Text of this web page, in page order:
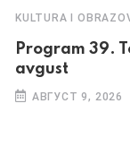
KULTURA I
Program 39.
avgust
АВГУСТ 9, 2026